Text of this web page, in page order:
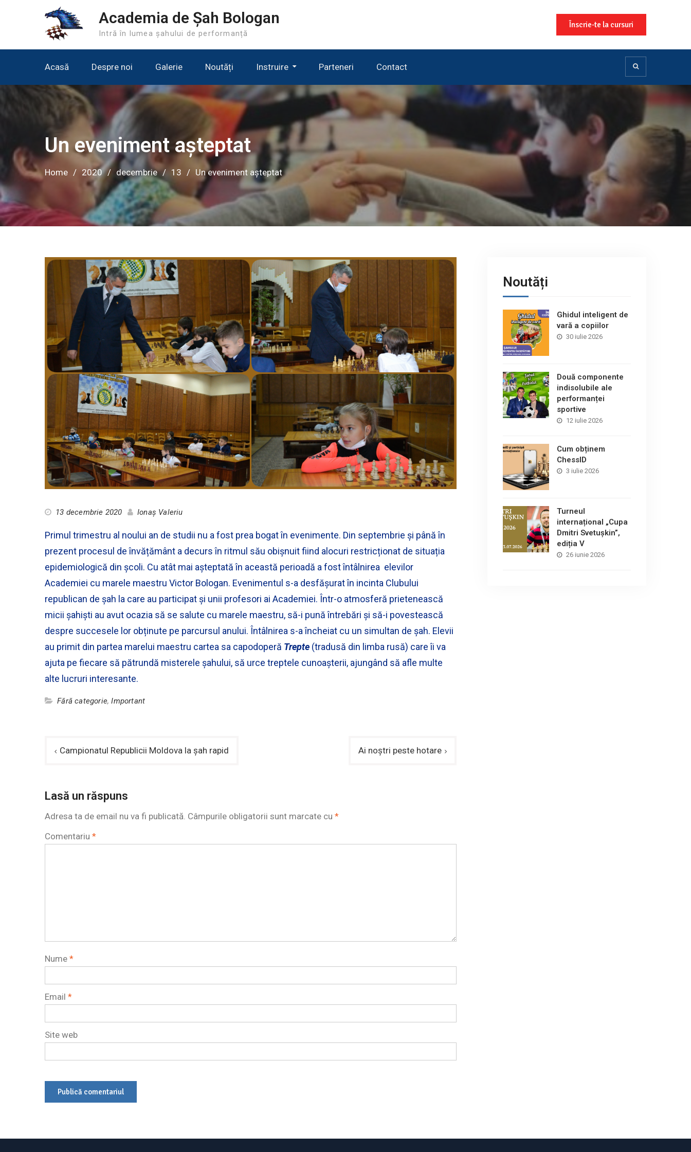
Academia de Șah Bologan
Intră în lumea șahului de performanță
Înscrie-te la cursuri
Acasă Despre noi Galerie Noutăți Instruire Parteneri Contact
Un eveniment așteptat
Home 2020 decembrie 13 Un eveniment așteptat
13 decembrie 2020 Ionaș Valeriu
Primul trimestru al noului an de studii nu a fost prea bogat în evenimente. Din septembrie și până în
prezent procesul de învățământ a decurs în ritmul său obișnuit fiind alocuri restricționat de situația
epidemiologică din școli. Cu atât mai așteptată în această perioadă a fost întâlnirea elevilor
Academiei cu marele maestru Victor Bologan. Evenimentul s-a desfășurat în incinta Clubului
republican de șah la care au participat și unii profesori ai Academiei. Într-o atmosferă prietenească
micii șahiști au avut ocazia să se salute cu marele maestru, să-i pună întrebări și să-i povestească
despre succesele lor obținute pe parcursul anului. Întâlnirea s-a încheiat cu un simultan de șah. Elevii
au primit din partea marelui maestru cartea sa capodoperă Trepte (tradusă din limba rusă) care îi va
ajuta pe fiecare să pătrundă misterele șahului, să urce treptele cunoașterii, ajungând să afle multe
alte lucruri interesante.
Fără categorie,Important
Navigare
Campionatul Republicii Moldova la şah rapid Ai noștri peste hotare
Lasă un răspuns
Adresa ta de email nu va fi publicată. Câmpurile obligatorii sunt marcate cu *
Comentariu *
Nume *
Email *
Site web
Noutăți
Ghidul inteligent de
vară a copiilor
30 iulie 2026
Două componente
indisolubile ale
performanței
sportive
12 iulie 2026
Cum obținem
ChessID
3 iulie 2026
Turneul
internațional „Cupa
Dmitri Svetușkin”,
ediția V
26 iunie 2026